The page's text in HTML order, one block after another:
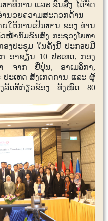
າທິການ ແລະ ຂົນສົ່ງ ໄດ້ຈັດ
ນວຍຄວາມສະດວກດ້ານ
ໃຕ້ການເປັນທານ ຂອງ ທ່ານ
ໜ້າກົມຂົນສົ່ງ ກະຊວງໂຍທາ
ງປະຊຸມ ໃນຄັ້ງນີ້ ປະກອບມີ
ອາຊຽນ 10 ປະເທດ, ກອງ
າ ຈາກ ຍີ່ປຸ່ນ, ອາເມລິກາ,
ປະເທດ ສັງເກດການ ແລະ ຜູ້
ງລັດທີ່ກ່ຽວຂ້ອງ ທັງໝົດ 80